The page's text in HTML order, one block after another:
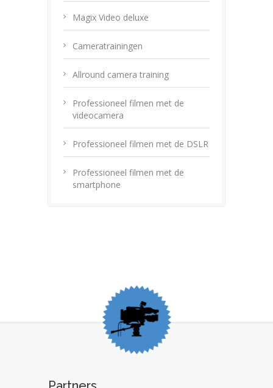
Magix Video deluxe
Cameratrainingen
Allround camera training
Professioneel filmen met de
videocamera
Professioneel filmen met de DSLR
Professioneel filmen met de
smartphone